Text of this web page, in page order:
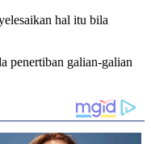
hal itu bila
penertiban galian-galian